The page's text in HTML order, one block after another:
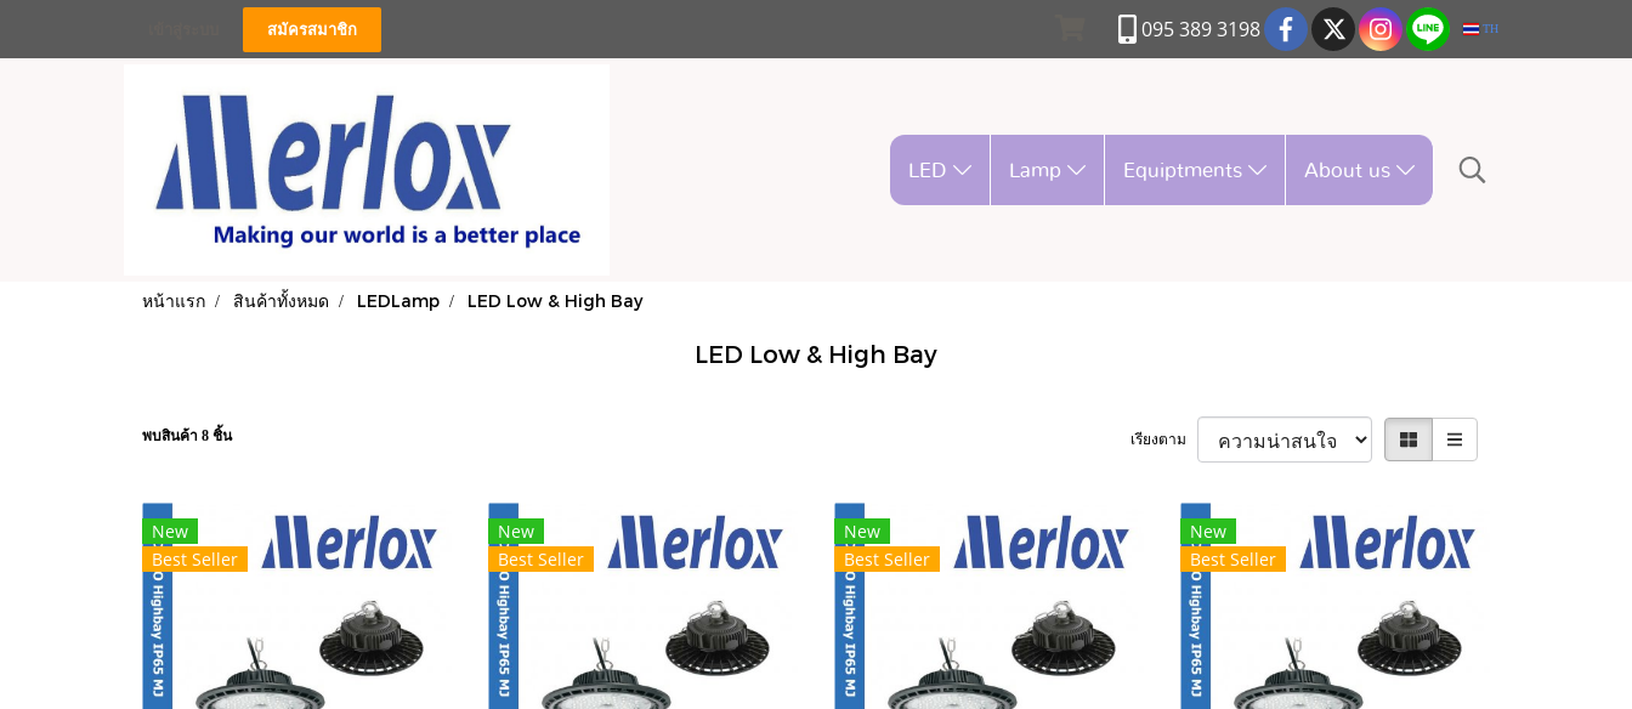
สมัครสมาชิก 095 389 3198 TH
LED Lamp Equiptments About us
หน้าแรก สินค้าทั้งหมด LEDLamp LED Low & High Bay
LED Low & High Bay
พบสินค้า 8 ชิ้น เรียงตาม
New
Best Seller
New
Best Seller
New
Best Seller
New
Best Seller